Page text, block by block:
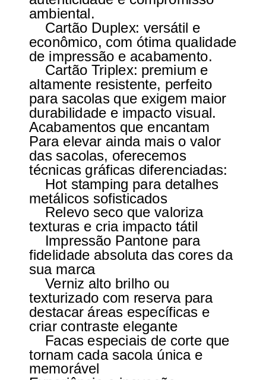
ambiental.
Cartão Duplex: versátil e
econômico, com ótima qualidade
de impressão e acabamento.
Cartão Triplex: premium e
altamente resistente, perfeito
para sacolas que exigem maior
durabilidade e impacto visual.
Acabamentos que encantam
Para elevar ainda mais o valor
das sacolas, oferecemos
técnicas gráficas diferenciadas:
Hot stamping para detalhes
metálicos sofisticados
Relevo seco que valoriza
texturas e cria impacto tátil
Impressão Pantone para
fidelidade absoluta das cores da
sua marca
Verniz alto brilho ou
texturizado com reserva para
destacar áreas específicas e
criar contraste elegante
Facas especiais de corte que
tornam cada sacola única e
memorável